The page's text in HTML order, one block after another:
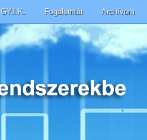
GY.I.K. Fogalomtár Archívum